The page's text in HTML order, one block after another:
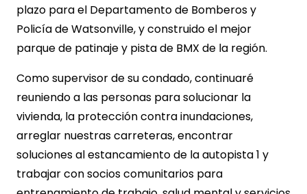
plazo para el Departamento de Bomberos y
Policía de Watsonville, y construido el mejor
parque de patinaje y pista de BMX de la región.
Como supervisor de su condado, continuaré
reuniendo a las personas para solucionar la
vivienda, la protección contra inundaciones,
arreglar nuestras carreteras, encontrar
soluciones al estancamiento de la autopista 1 y
trabajar con socios comunitarios para